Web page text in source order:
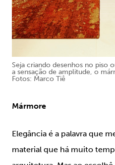
Seja criando desenhos no piso
a sensação de amplitude, o
Fotos: Marco Tiê
Mármore
Elegância é a palavra que
material que há muito